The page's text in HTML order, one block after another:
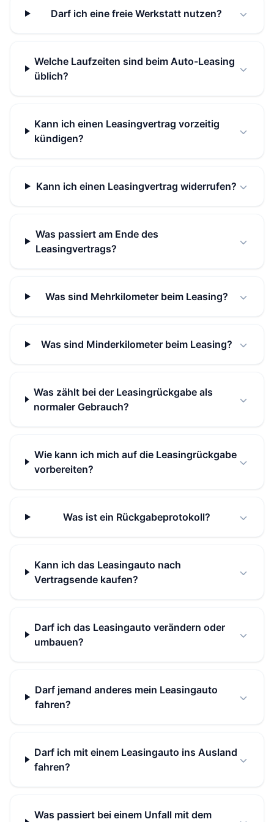
Darf ich eine freie Werkstatt nutzen?
Welche Laufzeiten sind beim Auto-Leasing
üblich?
Kann ich einen Leasingvertrag vorzeitig
kündigen?
Kann ich einen Leasingvertrag widerrufen?
Was passiert am Ende des
Leasingvertrags?
Was sind Mehrkilometer beim Leasing?
Was sind Minderkilometer beim Leasing?
Was zählt bei der Leasingrückgabe als
normaler Gebrauch?
Wie kann ich mich auf die Leasingrückgabe
vorbereiten?
Was ist ein Rückgabeprotokoll?
Kann ich das Leasingauto nach
Vertragsende kaufen?
Darf ich das Leasingauto verändern oder
umbauen?
Darf jemand anderes mein Leasingauto
fahren?
Darf ich mit einem Leasingauto ins Ausland
fahren?
Was passiert bei einem Unfall mit dem